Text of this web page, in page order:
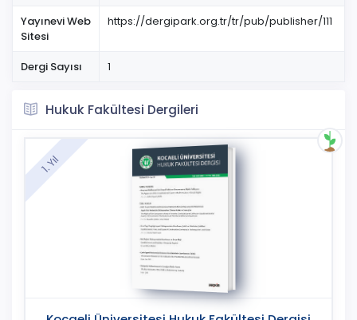
Yayınevi Web
Sitesi
https://dergipark.org.tr/tr/pub/publisher/111
Dergi Sayısı 1
Hukuk Fakültesi Dergileri
1. Yıl